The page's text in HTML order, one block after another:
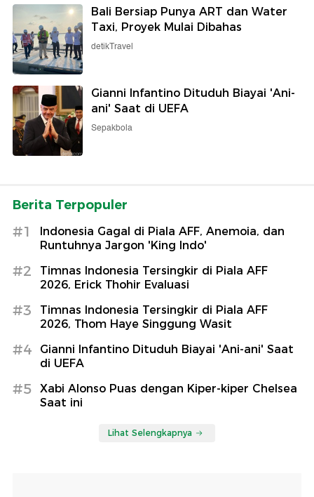
Bali Bersiap Punya ART dan Water
Taxi, Proyek Mulai Dibahas
detikTravel
Gianni Infantino Dituduh Biayai 'Ani-
ani' Saat di UEFA
Sepakbola
Berita Terpopuler
#1
Indonesia Gagal di Piala AFF, Anemoia, dan
Runtuhnya Jargon 'King Indo'
#2
Timnas Indonesia Tersingkir di Piala AFF
2026, Erick Thohir Evaluasi
#3
Timnas Indonesia Tersingkir di Piala AFF
2026, Thom Haye Singgung Wasit
#4
Gianni Infantino Dituduh Biayai 'Ani-ani' Saat
di UEFA
#5
Xabi Alonso Puas dengan Kiper-kiper Chelsea
Saat ini
Lihat Selengkapnya